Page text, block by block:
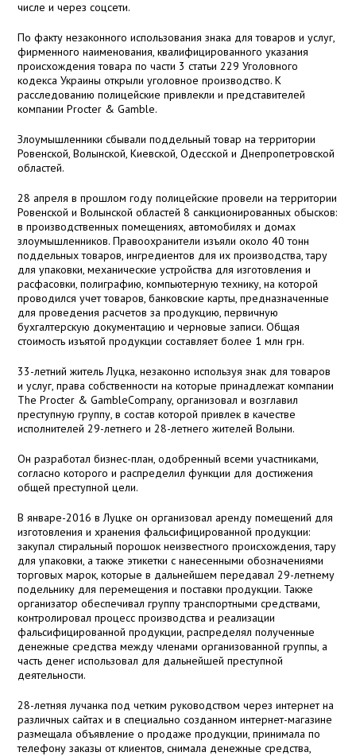
числе и через соцсети.
По факту незаконного использования знака для товаров и услуг,
фирменного наименования, квалифицированного указания
происхождения товара по части 3 статьи 229 Уголовного
кодекса Украины открыли уголовное производство. К
расследованию полицейские привлекли и представителей
компании Procter & Gamble.
Злоумышленники сбывали поддельный товар на территории
Ровенской, Волынской, Киевской, Одесской и Днепропетровской
областей.
28 апреля в прошлом году полицейские провели на территории
Ровенской и Волынской областей 8 санкционированных обысков:
в производственных помещениях, автомобилях и домах
злоумышленников. Правоохранители изъяли около 40 тонн
поддельных товаров, ингредиентов для их производства, тару
для упаковки, механические устройства для изготовления и
расфасовки, полиграфию, компьютерную технику, на которой
проводился учет товаров, банковские карты, предназначенные
для проведения расчетов за продукцию, первичную
бухгалтерскую документацию и черновые записи. Общая
стоимость изъятой продукции составляет более 1 млн грн.
33-летний житель Луцка, незаконно используя знак для товаров
и услуг, права собственности на которые принадлежат компании
The Procter & GambleCompany, организовал и возглавил
преступную группу, в состав которой привлек в качестве
исполнителей 29-летнего и 28-летнего жителей Волыни.
Он разработал бизнес-план, одобренный всеми участниками,
согласно которого и распределил функции для достижения
общей преступной цели.
В январе-2016 в Луцке он организовал аренду помещений для
изготовления и хранения фальсифицированной продукции:
закупал стиральный порошок неизвестного происхождения, тару
для упаковки, а также этикетки с нанесенными обозначениями
торговых марок, которые в дальнейшем передавал 29-летнему
подельнику для перемещения и поставки продукции. Также
организатор обеспечивал группу транспортными средствами,
контролировал процесс производства и реализации
фальсифицированной продукции, распределял полученные
денежные средства между членами организованной группы, а
часть денег использовал для дальнейшей преступной
деятельности.
28-летняя лучанка под четким руководством через интернет на
различных сайтах и в специально созданном интернет-магазине
размещала объявление о продаже продукции, принимала по
телефону заказы от клиентов, снимала денежные средства,